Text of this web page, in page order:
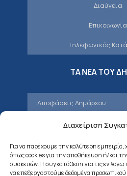
Διαχείριση
Για να παρέχουμε την καλύτερη εμπειρία,
όπως cookies για την αποθήκευση ή/και
συσκευών. Η συγκατάθεση για τις εν λόγω
να επεξεργαστούμε δεδομένα
Διαύγεια
Επικοινωνία
Τηλεφωνικός
ΤΑ ΝΕΑ ΤΟΥ
Αποφάσεις Δημάρχου
Προσκλήσεις – Αποφάσεις
Δελτία Τύπου – Νέα –
Δημοτική Επιτροπή